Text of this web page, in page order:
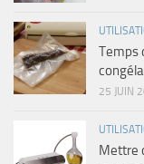
Temps
25 JUIN
Mettre